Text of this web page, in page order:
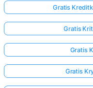
Gratis
Gratis
Gratis
Gratis